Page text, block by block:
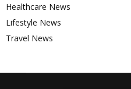
Healthcare News
Lifestyle News
Travel News